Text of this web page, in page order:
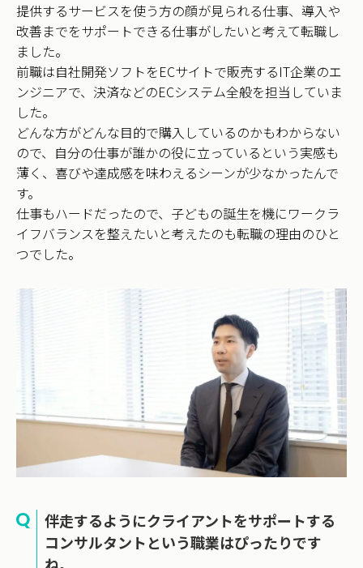
提供するサービスを使う方の顔が見られる仕事、導入や
改善までをサポートできる仕事がしたいと考えて転職し
ました。
前職は自社開発ソフトをECサイトで販売するIT企業のエ
ンジニアで、決済などのECシステム全般を担当していま
した。
どんな方がどんな目的で購入しているのかもわからない
ので、自分の仕事が誰かの役に立っているという実感も
薄く、喜びや達成感を味わえるシーンが少なかったんで
す。
仕事もハードだったので、子どもの誕生を機にワークラ
イフバランスを整えたいと考えたのも転職の理由のひと
つでした。
伴走するようにクライアントをサポートする
コンサルタントという職業はぴったりです
ね。